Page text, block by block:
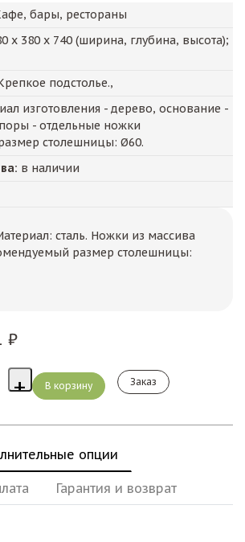
бары, рестораны
х 380 х 740 (ширина, глубина, высота);
подстолье.,
изготовления - дерево, основание -
- отдельные ножки
столешницы: Ø60.
в наличии
сталь. Ножки из массива
размер столешницы:
₽
Заказ
опции
Гарантия и возврат